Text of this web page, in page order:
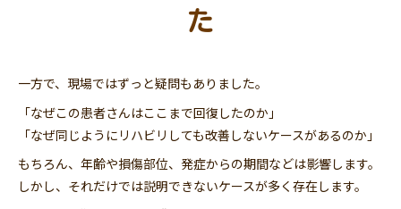
た
一方で、現場ではずっと疑問もありました。
「なぜこの患者さんはここまで回復したのか」
「なぜ同じようにリハビリしても改善しないケースがあるのか」
もちろん、年齢や損傷部位、発症からの期間などは影響します。
しかし、それだけでは説明できないケースが多く存在します。